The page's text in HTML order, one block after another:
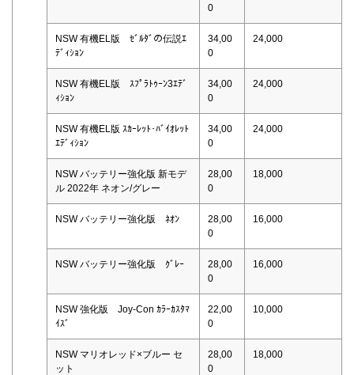
0
NSW 有機EL版 ｾﾞﾙﾀﾞの伝説ｴ
ﾃﾞｨｼｮﾝ
34,00
0
24,000
NSW 有機EL版 ｽﾌﾟﾗﾄｩｰﾝ3ｴﾃﾞ
ｨｼｮﾝ
34,00
0
24,000
NSW 有機EL版 ｽｶｰﾚｯﾄ･ﾊﾞｲｵﾚｯﾄ
ｴﾃﾞｨｼｮﾝ
34,00
0
24,000
NSW バッテリー強化版 新モデ
ル 2022年 ネオン/グレー
28,00
0
18,000
NSW バッテリー強化版 ﾈｵﾝ
28,00
0
16,000
NSW バッテリー強化版 ｸﾞﾚｰ
28,00
0
16,000
NSW 強化版 Joy-Con ｶﾗｰｶｽﾀﾏ
ｲｽﾞ
22,00
0
10,000
NSW マリオレッド×ブルー セ
ット
28,00
0
18,000